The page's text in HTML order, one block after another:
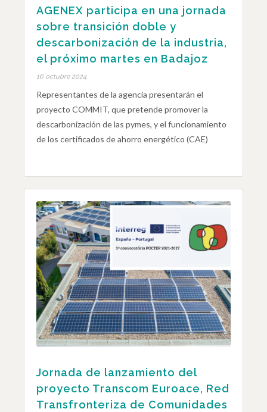
AGENEX participa en una jornada
sobre transición doble y
descarbonización de la industria,
el próximo martes en Badajoz
16 octubre 2024
Representantes de la agencia presentarán el
proyecto COMMIT, que pretende promover la
descarbonización de las pymes, y el funcionamiento
de los certificados de ahorro energético (CAE)
Jornada de lanzamiento del
proyecto Transcom Euroace, Red
Transfronteriza de Comunidades